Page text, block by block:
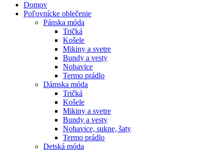
Domov
Poľovnícke oblečenie
Pánska móda
Tričká
Košele
Mikiny a svetre
Bundy a vesty
Nohavice
Termo prádlo
Dámska móda
Tričká
Košele
Mikiny a svetre
Bundy a vesty
Nohavice, sukne, šaty
Termo prádlo
Detská móda